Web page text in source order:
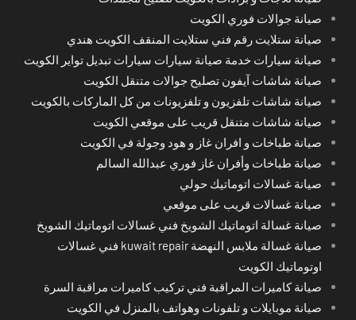
صيانة جوالات فوري الكويت
صيانة ستلايت رقم فني ستلايت المنقف الكويت هندي
صيانة سيارات خدمة صيانة سيارات سيارات تبديل تواير الكويت
صيانة شاشات آيفون تصليح جوالات متنقل الكويت
صيانة شاشات تلفزيون و تلفزيونات من كل الماركات بالكويت
صيانة شاشات متنقل قريب على موقعي الكويت
صيانة طباخات و افران غاز و هود وجولة في الكويت
صيانة طباخات وأفران غاز فوري عبدالله السالم
صيانة غسالات اتوماتيك حولي
صيانة غسالات قريب على موقعي
صيانة غسالة اتوماتيك الشويخ فني غسالات اتوماتيك الشويخ
صيانة غسالة ملابس النهضة kuwait repair فني غسالات
اوتوماتيك الكويت
صيانة كاميرات المراقبة فني تركيب كاميرات مراقبة السرة
صيانة موبايلات و تلفونات وهواتف بالمنزل في الكويت